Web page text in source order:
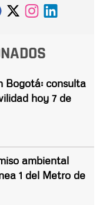
Bogotá: consulta
hoy 7 de
ambiental
1 del Metro de